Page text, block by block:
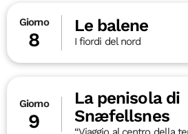
Giorno
8
Le balene
I fiordi del nord
Giorno
9
La penisola di
Snæfellsnes